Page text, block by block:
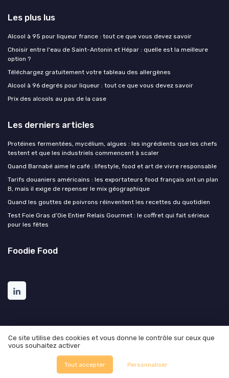
Les plus lus
Alcool à 95 pour liqueur france : tout ce que vous devez savoir
Choisir entre l'eau de Saint-Antonin et Hépar : quelle est la meilleure
option ?
Téléchargez gratuitement votre tableau des allergènes
Alcool à 96 degrés pour liqueur : tout ce que vous devez savoir
Prix des alcools au pas de la case
Les derniers articles
Protéines fermentées, mycélium, algues : les ingrédients que les chefs
testent et que les industriels commencent à scaler
Quand Barnabé aime le café : lifestyle, food et art de vivre responsable
Tarifs douaniers américains : les exportateurs food français ont un plan
B, mais il exige de repenser le mix géographique
Quand les gouttes de poivrons réinventent les recettes du quotidien
Test Foie Gras d’Oie Entier Relais Gourmet : le coffret qui fait sérieux
pour les fêtes
Foodie Food
Mentions légales
© Foodie Food 2026
Ce site utilise des cookies et vous donne le contrôle sur ceux que
vous souhaitez activer
Tout accepter Personnaliser